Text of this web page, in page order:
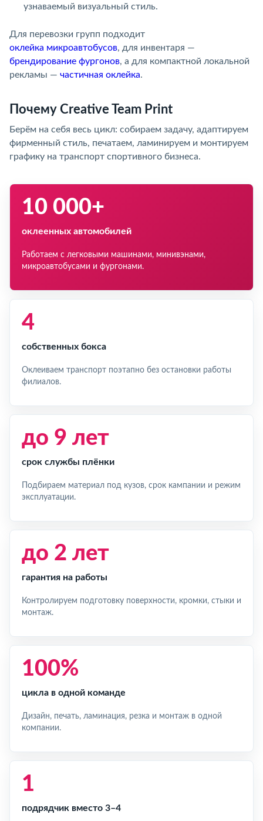
узнаваемый визуальный стиль.
Для перевозки групп подходит
оклейка микроавтобусов, для инвентаря —
брендирование фургонов, а для компактной локальной
рекламы — частичная оклейка.
Почему Creative Team Print
Берём на себя весь цикл: собираем задачу, адаптируем
фирменный стиль, печатаем, ламинируем и монтируем
графику на транспорт спортивного бизнеса.
10 000+
оклеенных автомобилей
Работаем с легковыми машинами, минивэнами,
микроавтобусами и фургонами.
4
собственных бокса
Оклеиваем транспорт поэтапно без остановки работы
филиалов.
до 9 лет
срок службы плёнки
Подбираем материал под кузов, срок кампании и режим
эксплуатации.
до 2 лет
гарантия на работы
Контролируем подготовку поверхности, кромки, стыки и
монтаж.
100%
цикла в одной команде
Дизайн, печать, ламинация, резка и монтаж в одной
компании.
1
подрядчик вместо 3–4